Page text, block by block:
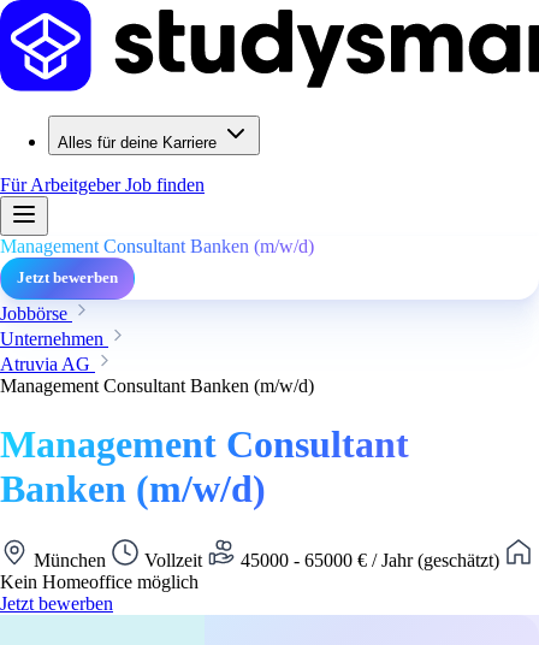
Alles für deine Karriere
Für ArbeitgeberJob finden
Management Consultant Banken (m/w/d)
Jetzt bewerben
Jobbörse
Unternehmen
Atruvia AG
Management Consultant Banken (m/w/d)
Management Consultant
Banken (m/w/d)
München Vollzeit
45000 - 65000 € / Jahr (geschätzt)
Kein Homeoffice möglich
Jetzt bewerben